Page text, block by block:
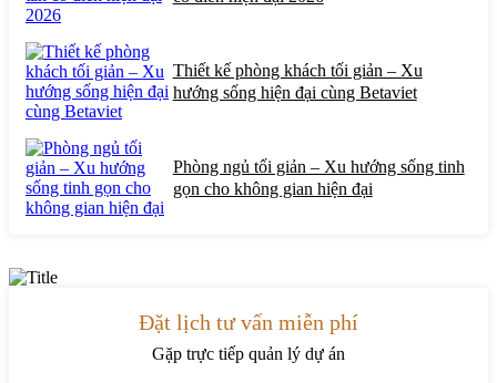
Thiết kế phòng khách tối giản – Xu
hướng sống hiện đại cùng Betaviet
Phòng ngủ tối giản – Xu hướng sống tinh
gọn cho không gian hiện đại
Đặt lịch tư vấn miễn phí
Gặp trực tiếp quản lý dự án